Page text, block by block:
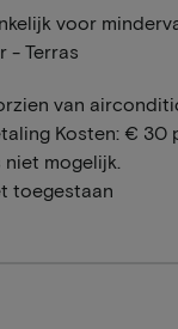
voor
- Terras
van
Kosten: € 30
mogelijk.
toegestaan